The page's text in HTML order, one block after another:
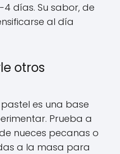
días. Su sabor, de
al día
otros
pastel es una base
Prueba a
nueces pecanas o
a la masa para